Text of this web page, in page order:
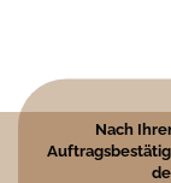
Nach